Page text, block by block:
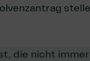
die nicht immer